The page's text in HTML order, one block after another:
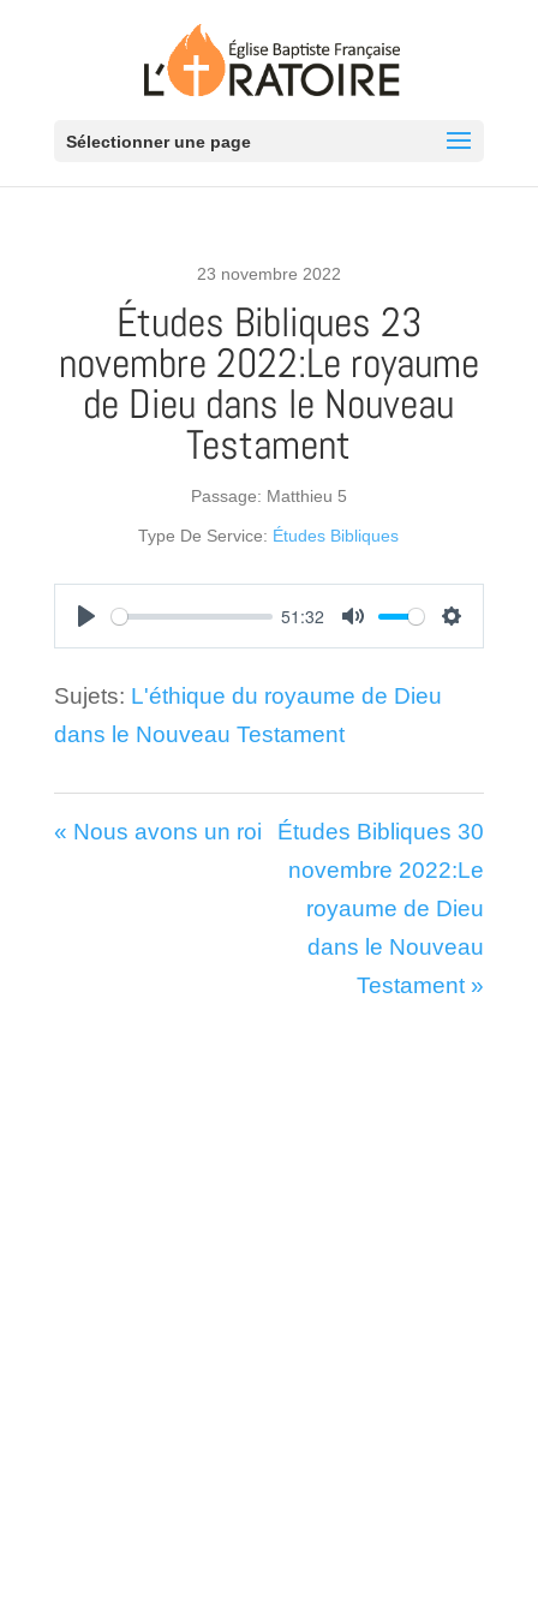
Sélectionner une page
23 novembre 2022
Études Bibliques 23
novembre 2022:Le royaume
de Dieu dans le Nouveau
Testament
Passage: Matthieu 5
Type De Service: Études Bibliques
Play
51:32
Mute Settings
Sujets: L'éthique du royaume de Dieu
dans le Nouveau Testament
« Nous avons un roi
Études Bibliques 30
novembre 2022:Le
royaume de Dieu
dans le Nouveau
Testament »